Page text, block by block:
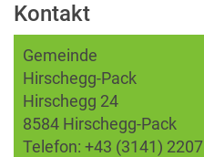
Kontakt
Gemeinde
Hirschegg-Pack
Hirschegg 24
8584 Hirschegg-Pack
Telefon: +43 (3141) 2207